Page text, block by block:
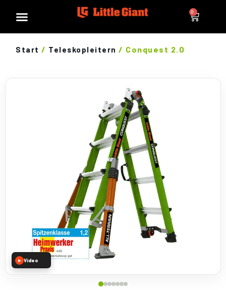
0
Start / Teleskopleitern / Conquest 2.0
▶ Video